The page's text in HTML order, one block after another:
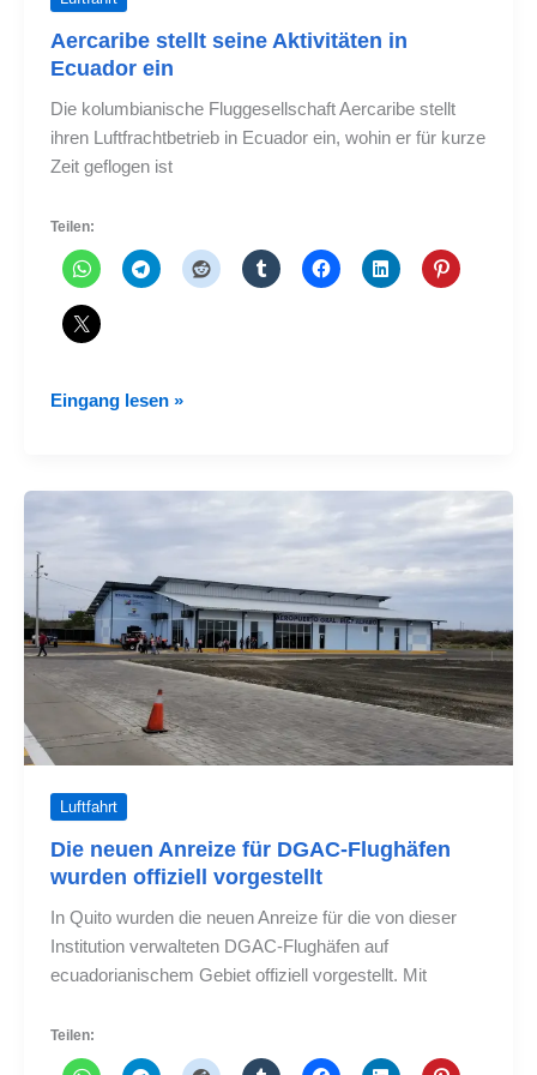
Aercaribe stellt seine Aktivitäten in
Ecuador ein
Die kolumbianische Fluggesellschaft Aercaribe stellt
ihren Luftfrachtbetrieb in Ecuador ein, wohin er für kurze
Zeit geflogen ist
Teilen:
Aercaribe
Eingang lesen »
Luftfahrt
Die neuen Anreize für DGAC-Flughäfen
wurden offiziell vorgestellt
In Quito wurden die neuen Anreize für die von dieser
Institution verwalteten DGAC-Flughäfen auf
ecuadorianischem Gebiet offiziell vorgestellt. Mit
Teilen: